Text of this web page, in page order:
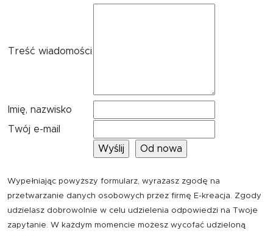
Treść wiadomości
Imię, nazwisko
Twój e-mail
Wypełniając powyższy formularz, wyrażasz zgodę na
przetwarzanie danych osobowych przez firmę E-kreacja. Zgody
udzielasz dobrowolnie w celu udzielenia odpowiedzi na Twoje
zapytanie. W każdym momencie możesz wycofać udzieloną